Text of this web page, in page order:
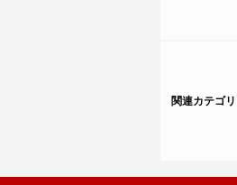
関連カテゴリ